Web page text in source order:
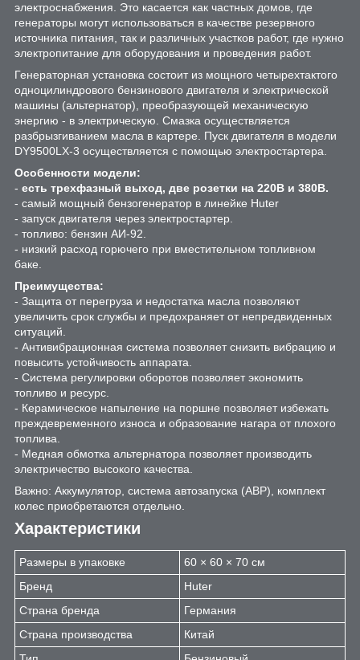
электроснабжения. Это касается как частных домов, где
генераторы могут использоваться в качестве резервного
источника питания, так и различных участков работ, где нужно
электропитание для оборудования и проведения работ.
Генераторная установка состоит из мощного четырехтактого
одноцилиндрового бензинового двигателя и электрической
машины (альтернатор), преобразующей механическую
энергию - в электрическую. Смазка осуществляется
разбрызгиванием масла в картере. Пуск двигателя в модели
DY9500LX-3 осуществляется с помощью электростартера.
Особенности модели:
- есть трехфазный выход, две розетки на 220В и 380В.
- самый мощный бензогенератор в линейке Huter
- запуск двигателя через электростартер.
- топливо: бензин АИ-92.
- низкий расход горючего при вместительном топливном
баке.
Преимущества:
- Защита от перегруза и недостатка масла позволяют
увеличить срок службы и предохраняет от непредвиденных
ситуаций.
- Антивибрационная система позволяет снизить вибрацию и
повысить устойчивость аппарата.
- Система регулировки оборотов позволяет экономить
топливо и ресурс.
- Керамическое напыление на поршне позволяет избежать
преждевременного износа и образование нагара от плохого
топлива.
- Медная обмотка альтернатора позволяет производить
электричество высокого качества.
Важно: Аккумулятор, система автозапуска (АВР), комплект
колес приобретаются отдельно.
Характеристики
Размеры в упаковке
60 × 60 × 70 см
Бренд
Huter
Страна бренда
Германия
Страна производства
Китай